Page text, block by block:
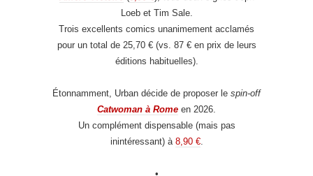
Loeb et Tim Sale.
Trois excellents comics unanimement acclamés
pour un total de 25,70 € (vs. 87 € en prix de leurs
éditions habituelles).
Étonnamment, Urban décide de proposer le spin-off
Catwoman à Rome en 2026.
Un complément dispensable (mais pas
inintéressant) à 8,90 €.
•